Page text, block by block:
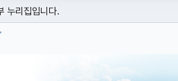
누리집입니다.
소를 사용하고 있다면 아래 URL에서 도메인